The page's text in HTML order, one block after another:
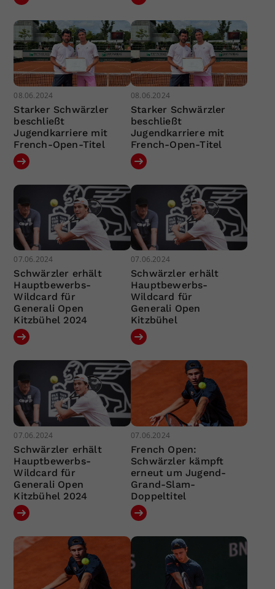
08.06.2024
Starker Schwärzler
beschließt
Jugendkarriere mit
French-Open-Titel
08.06.2024
Starker Schwärzler
beschließt
Jugendkarriere mit
French-Open-Titel
07.06.2024
Schwärzler erhält
Hauptbewerbs-
Wildcard für
Generali Open
Kitzbühel 2024
07.06.2024
Schwärzler erhält
Hauptbewerbs-
Wildcard für
Generali Open
Kitzbühel
07.06.2024
Schwärzler erhält
Hauptbewerbs-
Wildcard für
Generali Open
Kitzbühel 2024
07.06.2024
French Open:
Schwärzler kämpft
erneut um Jugend-
Grand-Slam-
Doppeltitel